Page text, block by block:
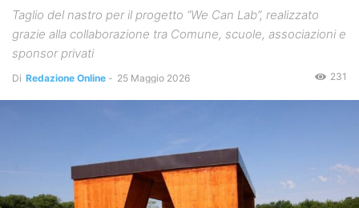
Taglio del nastro per il progetto “We Can Lab”, realizzato
grazie alla collaborazione tra Comune, scuole, associazioni e
sponsor privati
Di Redazione Online - 25 Maggio 2026 231